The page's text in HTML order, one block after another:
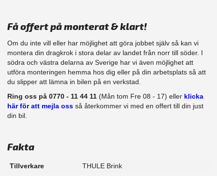
Få offert på monterat & klart!
Om du inte vill eller har möjlighet att göra jobbet själv så kan vi
montera din dragkrok i stora delar av landet från norr till söder. I
södra och västra delarna av Sverige har vi även möjlighet att
utföra monteringen hemma hos dig eller på din arbetsplats så att
du slipper att lämna in bilen på en verkstad.
Ring oss på 0770 - 11 44 11 (Mån tom Fre 08 - 17) eller klicka
här för att mejla oss så återkommer vi med en offert till din just
din bil.
Fakta
Tillverkare
THULE Brink